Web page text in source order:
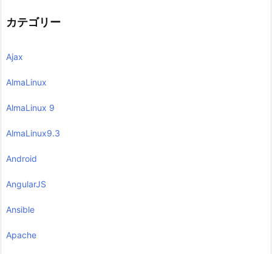
カテゴリー
Ajax
AlmaLinux
AlmaLinux 9
AlmaLinux9.3
Android
AngularJS
Ansible
Apache